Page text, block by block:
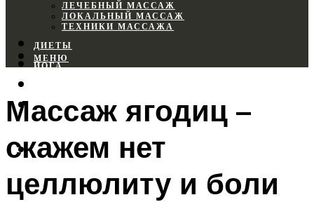
ЛЕЧЕБНЫЙ МАССАЖ
ЛОКАЛЬНЫЙ МАССАЖ
ТЕХНИКИ МАССАЖА
ДИЕТЫ
ЙОГА
ФИТНЕС
МЕНЮ
МЕНЮ
Массаж ягодиц –
скажем нет
целлюлиту и боли